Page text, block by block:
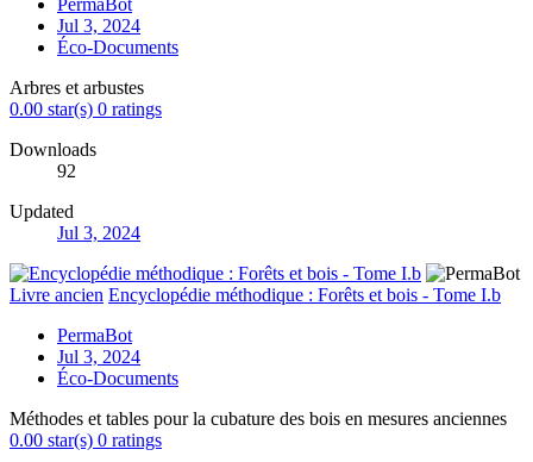
Jul 3, 2024
Éco-Documents
Arbres et arbustes
0.00 star(s) 0 ratings
Downloads
92
Updated
Jul 3, 2024
Livre ancien Encyclopédie méthodique : Forêts et bois - Tome I.b
PermaBot
Jul 3, 2024
Éco-Documents
Méthodes et tables pour la cubature des bois en mesures anciennes
0.00 star(s) 0 ratings